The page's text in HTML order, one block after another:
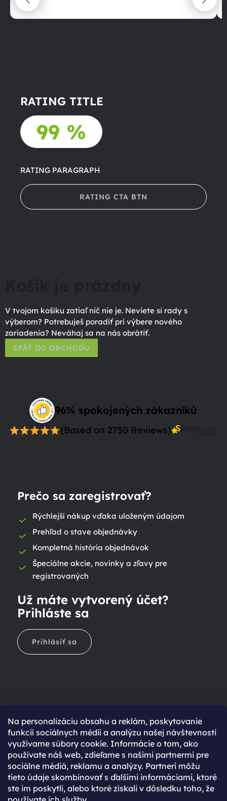
Na personalizáciu obsahu a reklám, poskytovanie
funkcií sociálnych médií a analýzu našej návštevnosti
využívame súbory cookie. Informácie o tom, ako
používate náš web, zdieľame s našimi partnermi pre
sociálne médiá, reklamu a analýzy. Partneri môžu
tieto údaje skombinovať s ďalšími informáciami, ktoré
ste im poskytli, alebo ktoré získali v dôsledku toho, že
RATING TITLE
99 %
RATING PARAGRAPH
RATING CTA BTN
V tvojom košíku zatiaľ nič nie je. Neviete si rady s
výberom? Potrebuješ poradiť pri výbere nového
zariadenia? Neváhaj sa na nás obrátiť.
SPÄŤ DO OBCHODU
96% spokojených zákazníků
(Based on 2750 Reviews)
Prečo sa zaregistrovať?
Rýchlejší nákup vďaka uloženým údajom
Prehľad o stave objednávky
Kompletná história objednávok
Špeciálne akcie, novinky a zľavy pre
registrovaných
Už máte vytvorený účet?
Prihláste sa
Prihlásiť sa
Ešte nemáte účet?
Rýchlejší nákup vďaka uloženým údajom
Prehľad o stave objednávky
Kompletná história objednávok
Špeciálne akcie, novinky a zľavy pre registrovaných